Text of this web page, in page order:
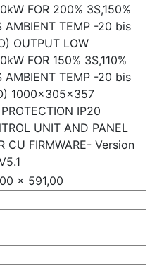
FOR 200% 3S,150%
AMBIENT TEMP -20 bis
OUTPUT LOW
FOR 150% 3S,110%
AMBIENT TEMP -20 bis
1000x305x357
IP20
UNIT AND PANEL
CU FIRMWARE- Version
x 591,00